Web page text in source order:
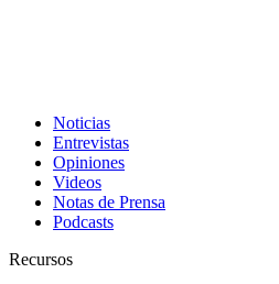
Noticias
Entrevistas
Opiniones
Videos
Notas de Prensa
Podcasts
Recursos